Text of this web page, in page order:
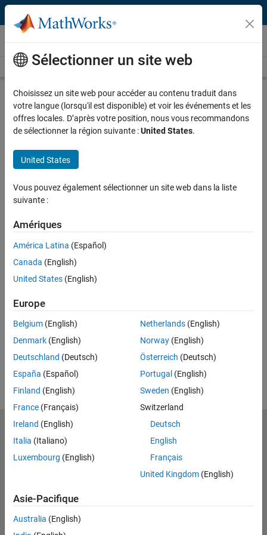
Passer au contenu
Vidéos
Videos Home Search
Play
Description
Development Strategies for ASPICE
Published: 30 May 2022
Full Transcript
Feedback
UP NEXT
RELATED VIDEOS
View more related videos
Sélectionner un site web
Choisissez un site web pour accéder au contenu traduit dans
votre langue (lorsqu'il est disponible) et voir les événements et les
offres locales. D’après votre position, nous vous recommandons
de sélectionner la région suivante :United States.
United States
Vous pouvez également sélectionner un site web dans la liste
suivante :
Amériques
América Latina (Español)
Canada (English)
United States (English)
Europe
Belgium (English)
Denmark (English)
Deutschland (Deutsch)
España (Español)
Finland (English)
France (Français)
Ireland (English)
Italia (Italiano)
Luxembourg (English)
Netherlands(English)
Norway(English)
Österreich (Deutsch)
Portugal (English)
Sweden (English)
Switzerland
Deutsch
English
Français
United Kingdom(English)
Asie-Pacifique
Australia (English)
MathWorks
Accelerating the pace of engineering and science
Se former